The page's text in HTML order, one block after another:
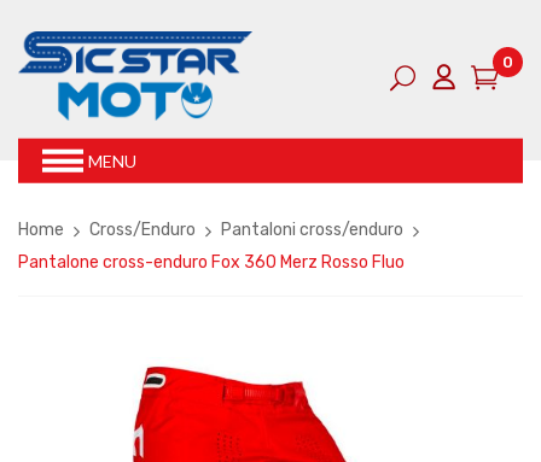
0
MENU
Home Cross/Enduro
Pantaloni cross/enduro
Pantalone cross-enduro Fox 360 Merz Rosso Fluo